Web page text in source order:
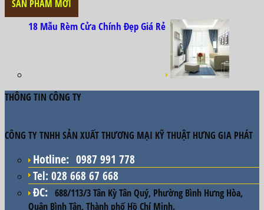
SẢN PHẨM MỚI
18 Mẫu Rèm Cửa Chính Đẹp Giá Rẻ
THÔNG TIN CÔNG TY
CÔNG TY TNHH SẢN XUẤT THƯƠNG MẠI KỸ THUẬT HƯNG GIA PHÁT
Hotline: 0987 991 778
Tel: 028 668 67 668
ĐC: 688/113/3 Tân Kỳ Tân Quý, Phường Bình Hưng Hòa,
Quận Bình Tân, Thành phố Hồ Chí Minh.